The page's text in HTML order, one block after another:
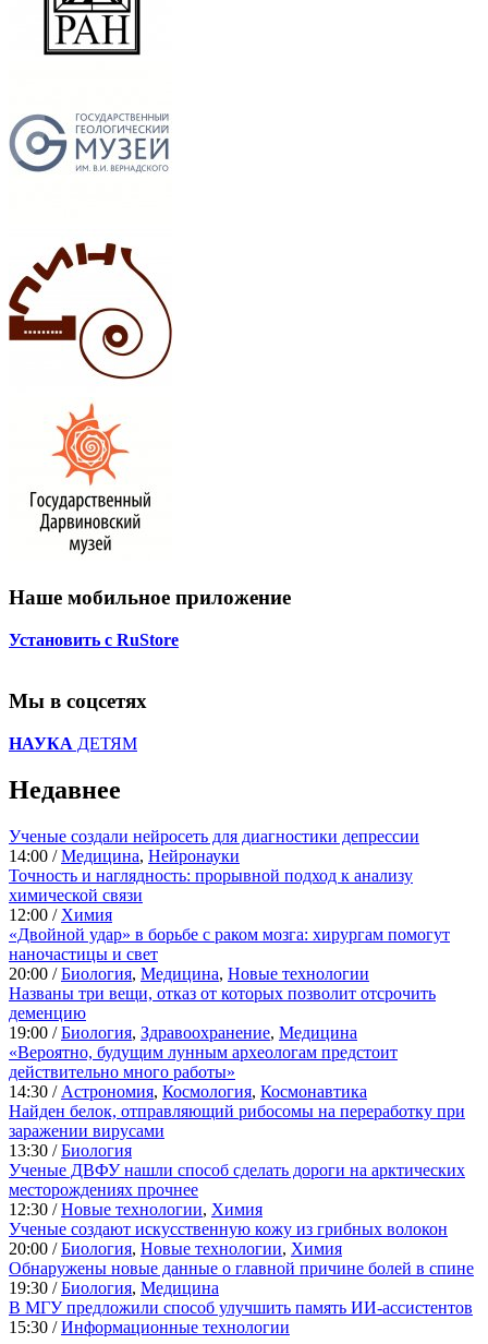
Наше мобильное приложение
Установить с RuStore
Мы в соцсетях
НАУКА ДЕТЯМ
Недавнее
Ученые создали нейросеть для диагностики депрессии
14:00 /Медицина, Нейронауки
Точность и наглядность: прорывной подход к анализу
химической связи
12:00 / Химия
«Двойной удар» в борьбе с раком мозга: хирургам помогут
наночастицы и свет
20:00 /Биология, Медицина, Новые технологии
Названы три вещи, отказ от которых позволит отсрочить
деменцию
19:00 /Биология, Здравоохранение, Медицина
«Вероятно, будущим лунным археологам предстоит
действительно много работы»
14:30 / Астрономия, Космология, Космонавтика
Найден белок, отправляющий рибосомы на переработку при
заражении вирусами
13:30 /Биология
Ученые ДВФУ нашли способ сделать дороги на арктических
месторождениях прочнее
12:30 /Новые технологии, Химия
Ученые создают искусственную кожу из грибных волокон
20:00 /Биология, Новые технологии, Химия
Обнаружены новые данные о главной причине болей в спине
19:30 /Биология, Медицина
В МГУ предложили способ улучшить память ИИ-ассистентов
15:30 /Информационные технологии